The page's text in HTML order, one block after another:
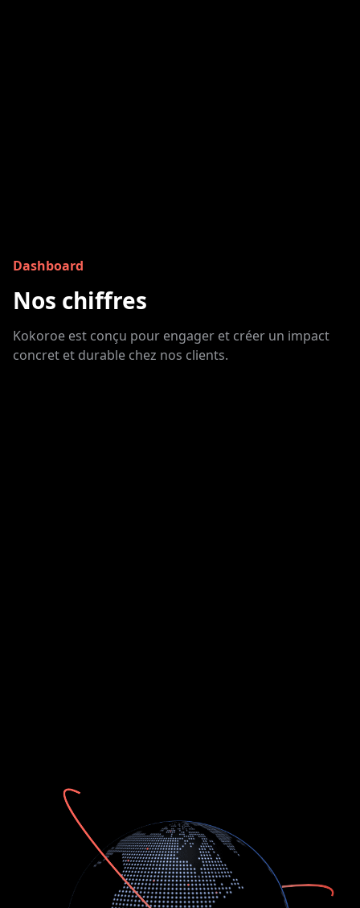
Dashboard
Nos chiffres
Kokoroe est conçu pour engager et créer un impact
concret et durable chez nos clients.